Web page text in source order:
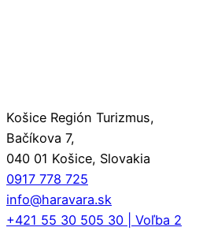
Košice Región Turizmus,
Bačíkova 7,
040 01 Košice, Slovakia
0917 778 725
info@haravara.sk
+421 55 30 505 30 | Voľba 2